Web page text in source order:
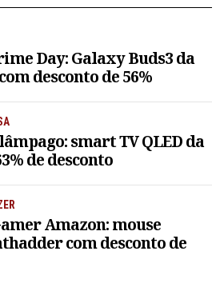
Day: Galaxy Buds3 da
desconto de 56%
smart TV QLED da
de desconto
Amazon: mouse
com desconto de